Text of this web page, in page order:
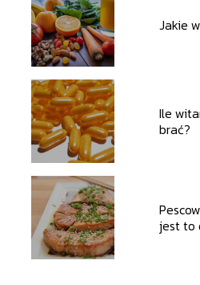
Jakie
Ile
brać?
jest to